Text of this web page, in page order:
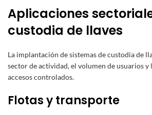
Aplicaciones
custodia de llaves
La implantación de sistemas de custodia de
sector de actividad, el volumen de usuarios
accesos controlados.
Flotas y transporte